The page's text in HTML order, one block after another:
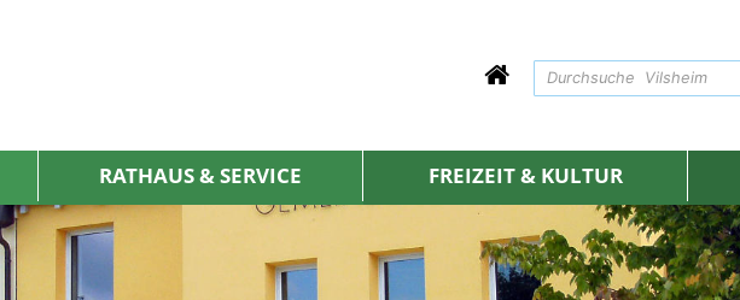
RATHAUS & SERVICE FREIZEIT & KULTUR